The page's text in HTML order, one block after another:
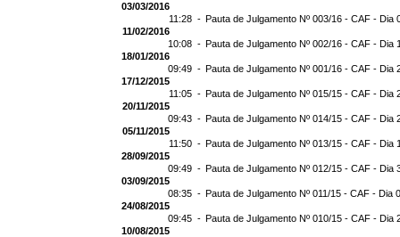
03/03/2016
11:28 - Pauta de Julgamento Nº 003/16 - CAF - Dia
11/02/2016
10:08 - Pauta de Julgamento Nº 002/16 - CAF - Dia
18/01/2016
09:49 - Pauta de Julgamento Nº 001/16 - CAF - Dia
17/12/2015
11:05 - Pauta de Julgamento Nº 015/15 - CAF - Dia
20/11/2015
09:43 - Pauta de Julgamento Nº 014/15 - CAF - Dia
05/11/2015
11:50 - Pauta de Julgamento Nº 013/15 - CAF - Dia
28/09/2015
09:49 - Pauta de Julgamento Nº 012/15 - CAF - Dia
03/09/2015
08:35 - Pauta de Julgamento Nº 011/15 - CAF - Dia
24/08/2015
09:45 - Pauta de Julgamento Nº 010/15 - CAF - Dia
10/08/2015